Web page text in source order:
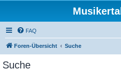
FAQ
Foren-Übersicht Suche
Suche